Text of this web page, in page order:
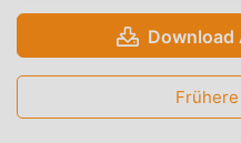
Download